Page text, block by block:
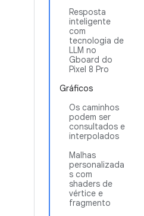
Resposta
inteligente
com
tecnologia de
LLM no
Gboard do
Pixel 8 Pro
Gráficos
Os caminhos
podem ser
consultados e
interpolados
Malhas
personalizada
s com
shaders de
vértice e
fragmento